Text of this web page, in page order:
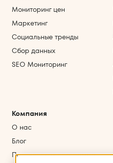
Мониторинг цен
Маркетинг
Социальные тренды
Сбор данных
SEO Мониторинг
Компания
О нас
Блог
Партнерская программа